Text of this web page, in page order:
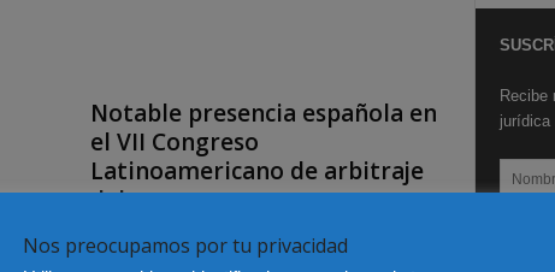
Notable presencia española en
el VII Congreso
Latinoamericano de arbitraje
del...
Recibe
jurídica
Nos preocupamos por tu privacidad